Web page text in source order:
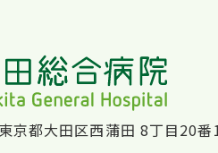
都大田区西蒲田 8丁目20番